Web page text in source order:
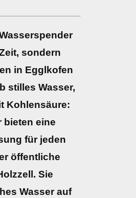
sondern
in Egglkofen
stilles Wasser,
Kohlensäure:
bieten eine
für jeden
öffentliche
Sie
Wasser auf